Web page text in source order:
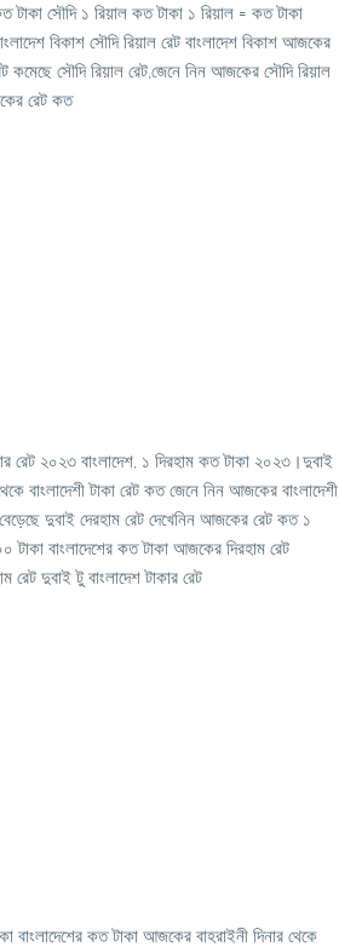
টাকা সৌদি ১ রিয়াল কত টাকা ১ রিয়াল = কত টাকা
বিকাশ সৌদি রিয়াল রেট বাংলাদেশ বিকাশ আজকের
কমেছে সৌদি রিয়াল রেট,জেনে নিন আজকের সৌদি রিয়াল
রেট কত
রেট ২০২৩ বাংলাদেশ, ১ দিরহাম কত টাকা ২০২৩।দুবাই
টাকা রেট কত জেনে নিন আজকের বাংলাদেশী
দুবাই দেরহাম রেট দেখেনিন আজকের রেট কত ১
টাকা বাংলাদেশের কত টাকা আজকের দিরহাম রেট
দুবাই টু বাংলাদেশ টাকার রেট
বাংলাদেশের কত টাকা আজকের বাহরাইনী দিনার থেকে